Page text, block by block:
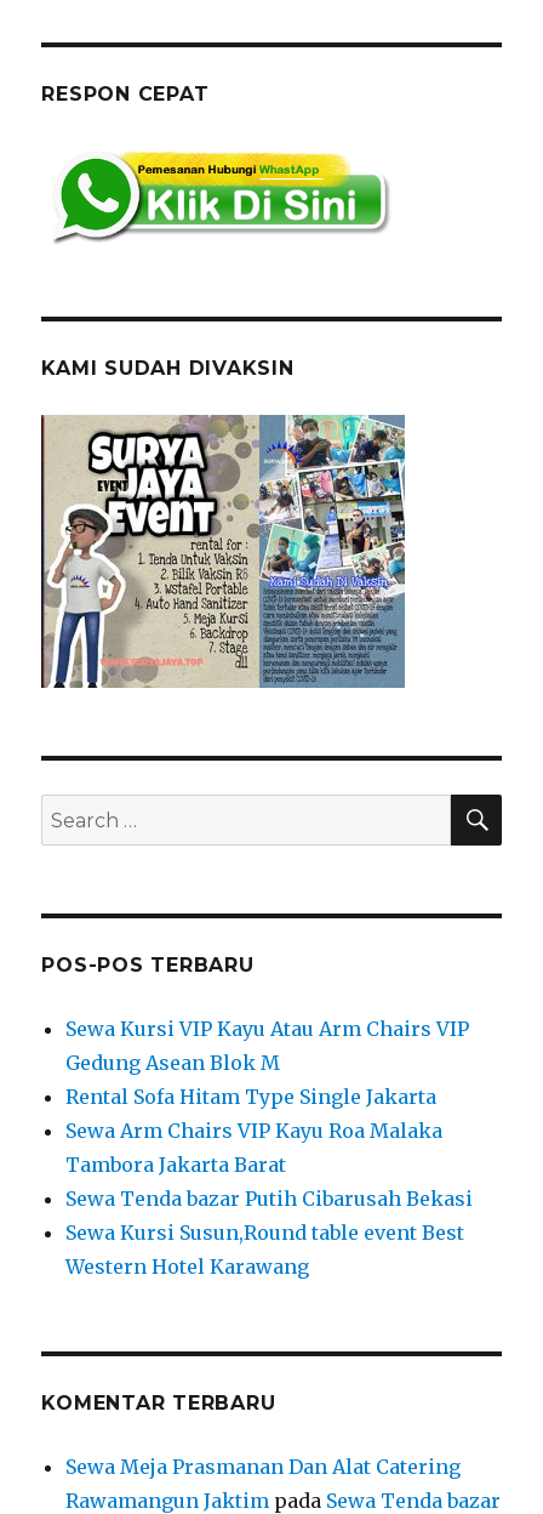
RESPON CEPAT
KAMI SUDAH DIVAKSIN
Search
for:
POS-POS TERBARU
Sewa Kursi VIP Kayu Atau Arm Chairs VIP
Gedung Asean Blok M
Rental Sofa Hitam Type Single Jakarta
Sewa Arm Chairs VIP Kayu Roa Malaka
Tambora Jakarta Barat
Sewa Tenda bazar Putih Cibarusah Bekasi
Sewa Kursi Susun,Round table event Best
Western Hotel Karawang
KOMENTAR TERBARU
Sewa Meja Prasmanan Dan Alat Catering
Rawamangun Jaktim pada Sewa Tenda bazar